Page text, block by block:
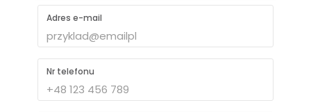
Adres e-mail
Nr telefonu